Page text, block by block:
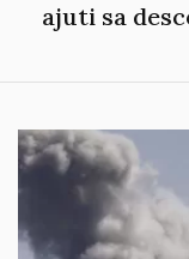
ajuti sa